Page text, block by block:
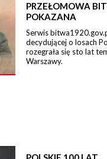
PRZEŁOMOWA
POKAZANA
Serwis
decydującej o losach
rozegrała się sto lat
Warszawy.